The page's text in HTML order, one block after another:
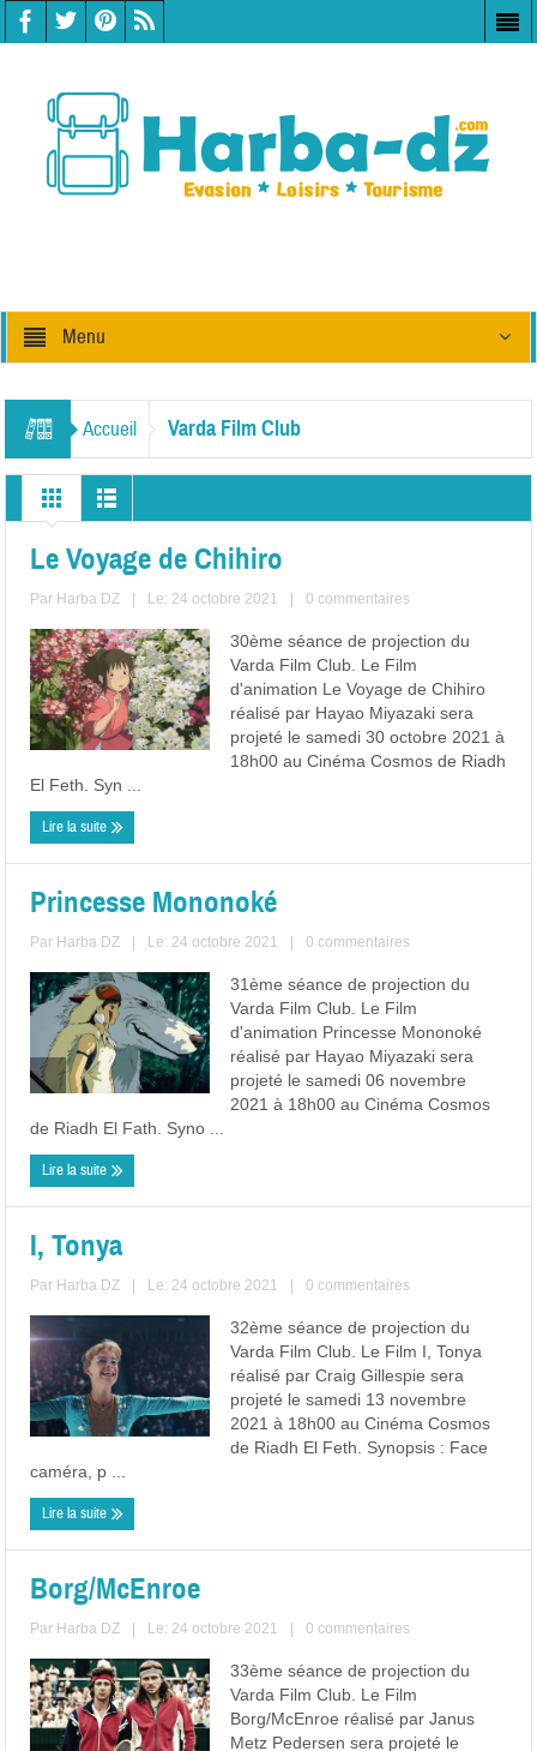
Menu
Accueil Varda Film Club
Le Voyage de Chihiro
Par Harba DZ Le: 24 octobre 2021 0 commentaires
30ème séance de projection du
Varda Film Club. Le Film
d'animation Le Voyage de Chihiro
réalisé par Hayao Miyazaki sera
projeté le samedi 30 octobre 2021 à
18h00 au Cinéma Cosmos de Riadh
El Feth. Syn ...
Lire la suite
Princesse Mononoké
Par Harba DZ Le: 24 octobre 2021 0 commentaires
31ème séance de projection du
Varda Film Club. Le Film
d'animation Princesse Mononoké
réalisé par Hayao Miyazaki sera
projeté le samedi 06 novembre
2021 à 18h00 au Cinéma Cosmos
de Riadh El Fath. Syno ...
Lire la suite
I, Tonya
Par Harba DZ Le: 24 octobre 2021 0 commentaires
32ème séance de projection du
Varda Film Club. Le Film I, Tonya
réalisé par Craig Gillespie sera
projeté le samedi 13 novembre
2021 à 18h00 au Cinéma Cosmos
de Riadh El Feth. Synopsis : Face
caméra, p ...
Lire la suite
Borg/McEnroe
Par Harba DZ Le: 24 octobre 2021 0 commentaires
33ème séance de projection du
Varda Film Club. Le Film
Borg/McEnroe réalisé par Janus
Metz Pedersen sera projeté le